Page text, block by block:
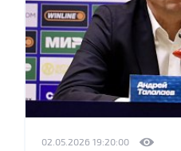
02.05.2026 19:20:00